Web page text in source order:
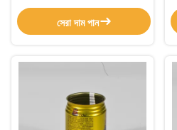
সেরা দাম পান